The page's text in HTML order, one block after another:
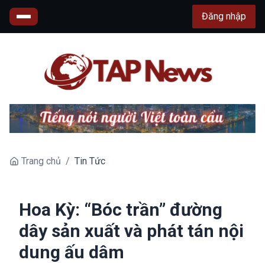
Đăng nhập
Trang chủ / Tin Tức
Hoa Kỳ: “Bóc trần” đường
dây sản xuất và phát tán nội
dung ấu dâm